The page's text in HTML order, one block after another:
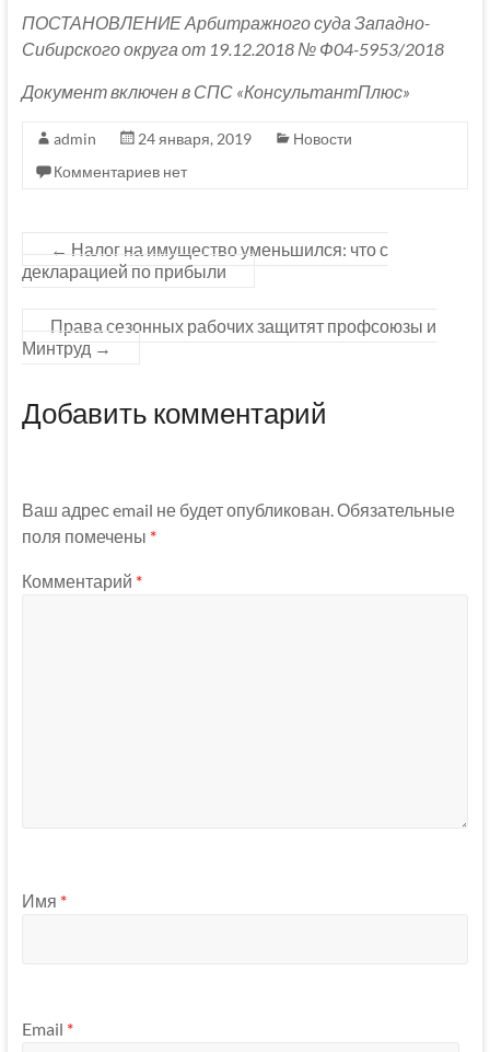
ПОСТАНОВЛЕНИЕ Арбитражного суда Западно-
Сибирского округа от 19.12.2018 № Ф04-5953/2018
Документ включен в СПС «КонсультантПлюс»
admin 24 января, 2019
Новости
Комментариев нет
← Налог на имущество уменьшился: что с
декларацией по прибыли
Права сезонных рабочих защитят профсоюзы и
Минтруд →
Добавить комментарий
Ваш адрес email не будет опубликован. Обязательные
поля помечены *
Комментарий *
Имя *
Email *